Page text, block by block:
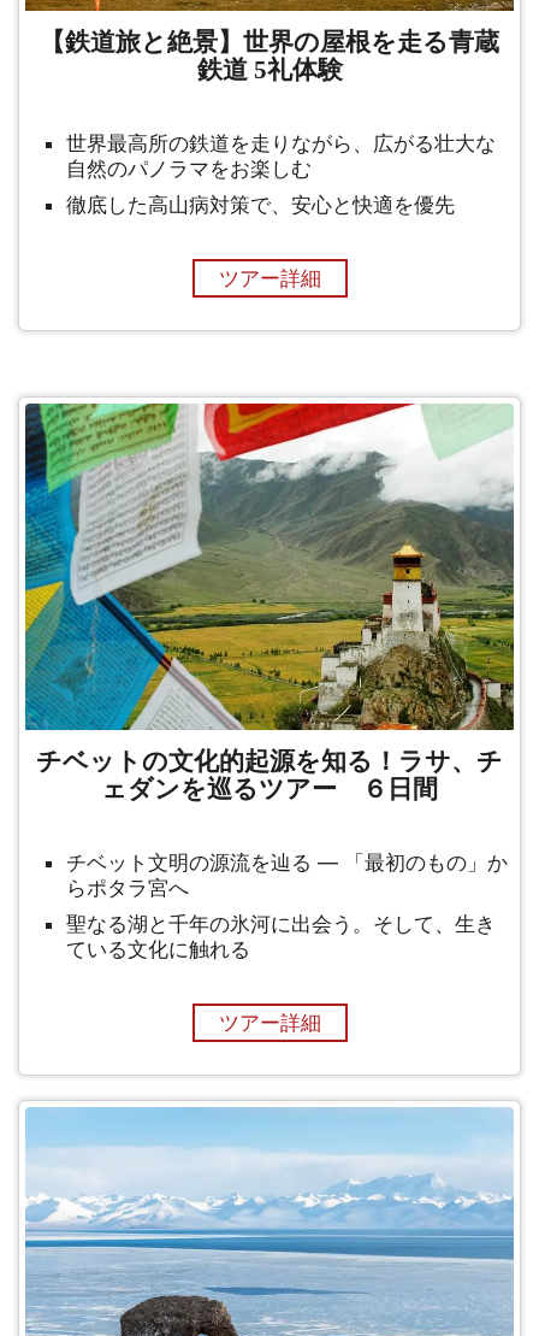
【鉄道旅と絶景】世界の屋根を走る青蔵
鉄道 5礼体験
世界最高所の鉄道を走りながら、広がる壮大な
自然のパノラマをお楽しむ
徹底した高山病対策で、安心と快適を優先
ツアー詳細
チベットの文化的起源を知る！ラサ、チ
ェダンを巡るツアー ６日間
チベット文明の源流を辿る ― 「最初のもの」か
らポタラ宮へ
聖なる湖と千年の氷河に出会う。そして、生き
ている文化に触れる
ツアー詳細